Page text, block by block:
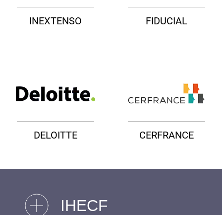
INEXTENSO FIDUCIAL
DELOITTE CERFRANCE
IHECF